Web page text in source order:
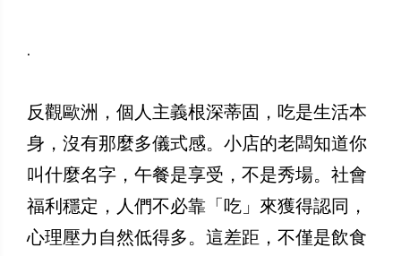
.
反觀歐洲，個人主義根深蒂固，吃是生活本
身，沒有那麼多儀式感。小店的老闆知道你
叫什麼名字，午餐是享受，不是秀場。社會
福利穩定，人們不必靠「吃」來獲得認同，
心理壓力自然低得多。這差距，不僅是飲食